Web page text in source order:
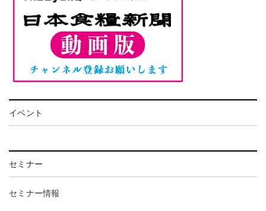
イベント
セミナー
セミナー情報